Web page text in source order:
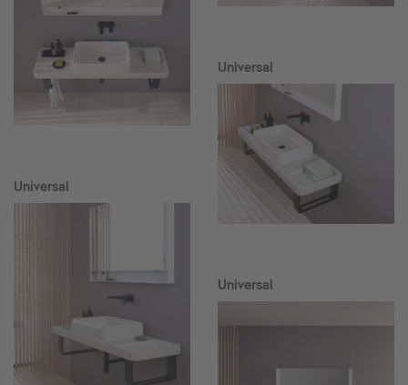
Universal
Universal
Universal